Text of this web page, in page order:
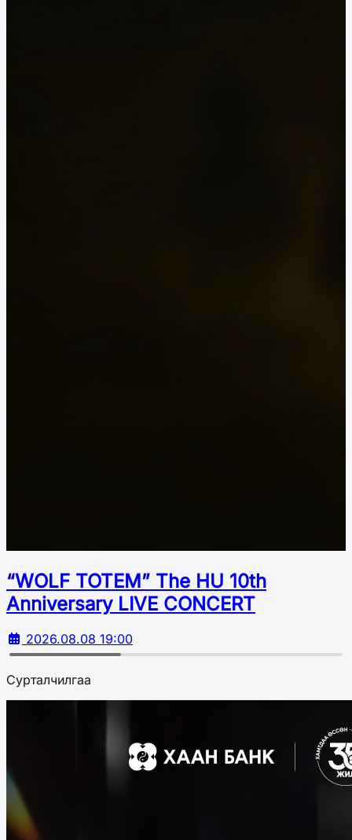
“WOLF TOTEM” The HU 10th
Аnniversary LIVE CONCERT
2026.08.08 19:00
Сурталчилгаа